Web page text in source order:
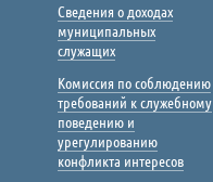
Сведения о доходах
муниципальных
служащих
Комиссия по соблюдению
требований к служебному
поведению и
урегулированию
конфликта интересов